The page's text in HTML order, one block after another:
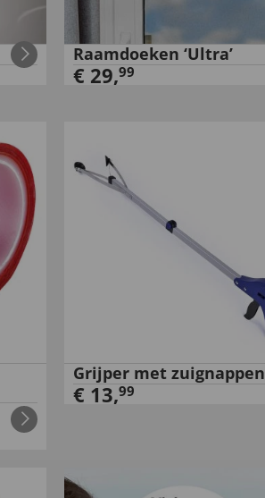
Raamdoeken ‘Ultra’
€ 29,99
Grijper met zuignappen
€ 13,99